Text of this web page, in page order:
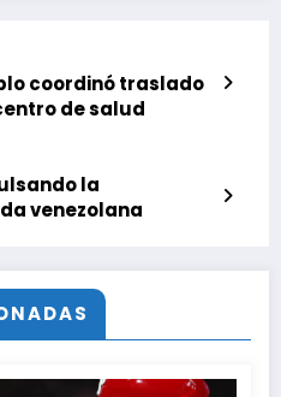
coordinó traslado
de salud
la
venezolana